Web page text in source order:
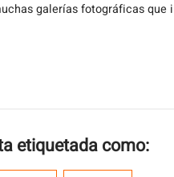
galerías fotográficas
etiquetada como: